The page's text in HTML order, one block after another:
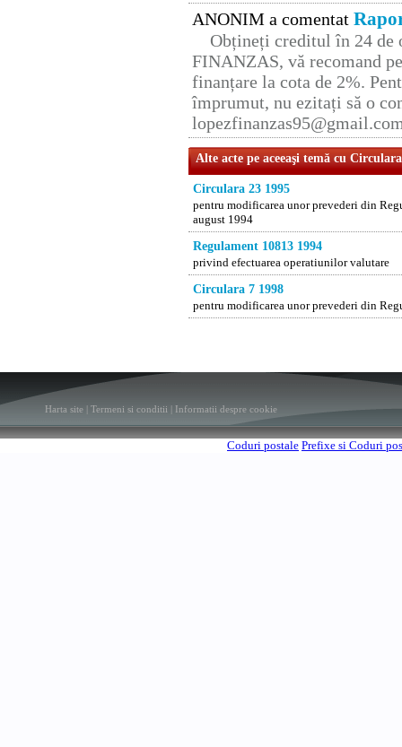
ANONIM a comentat
Obțineți creditul în 24 de
FINANZAS, vă recomand
finanțare la cota de 2%.
împrumut, nu ezitați să o
Alte acte pe aceeaşi temă cu
Circulara 23 1995
pentru modificarea unor prevederi din
august 1994
Regulament 10813 1994
privind efectuarea operatiunilor valutare
Circulara 7 1998
pentru modificarea unor prevederi din
Harta site Termeni si conditii Informatii despre cookie
Coduri postale Prefixe si Coduri